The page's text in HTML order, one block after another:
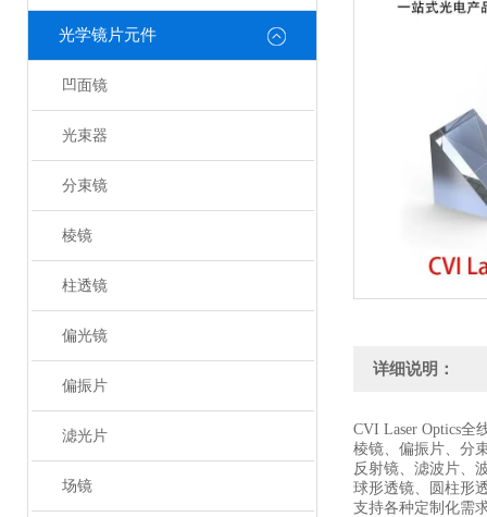
光学镜片元件
凹面镜
光束器
分束镜
棱镜
柱透镜
偏光镜
偏振片
滤光片
场镜
详细说明：
CVI Laser Optics全
棱镜、偏振片、分
反射镜、滤波片、
球形透镜、圆柱形
支持各种定制化需